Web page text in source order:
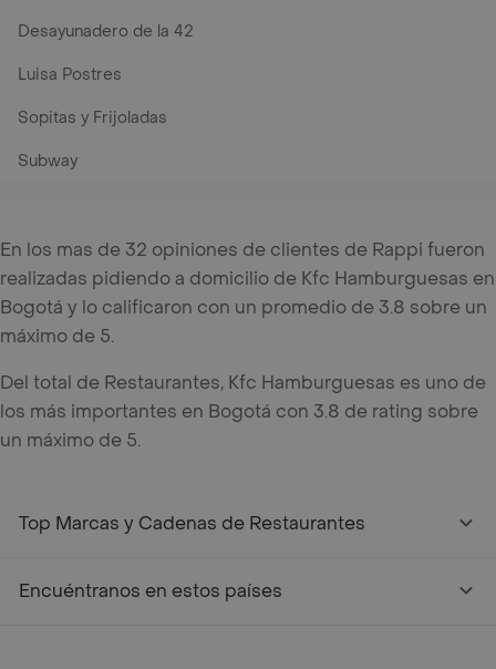
Desayunadero de la 42
Luisa Postres
Sopitas y Frijoladas
Subway
En los mas de 32 opiniones de clientes de Rappi fueron
realizadas pidiendo a domicilio de Kfc Hamburguesas en
Bogotá y lo calificaron con un promedio de 3.8 sobre un
máximo de 5.
Del total de Restaurantes, Kfc Hamburguesas es uno de
los más importantes en Bogotá con 3.8 de rating sobre
un máximo de 5.
Top Marcas y Cadenas de Restaurantes
Encuéntranos en estos países